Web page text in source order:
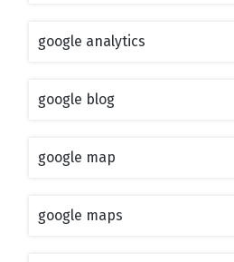
google analytics
google blog
google map
google maps